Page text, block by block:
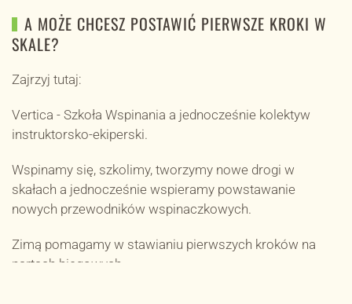
A MOŻE CHCESZ POSTAWIĆ PIERWSZE KROKI W
SKALE?
Zajrzyj tutaj:
Vertica - Szkoła Wspinania a jednocześnie kolektyw
instruktorsko-ekiperski.
Wspinamy się, szkolimy, tworzymy nowe drogi w
skałach a jednocześnie wspieramy powstawanie
nowych przewodników wspinaczkowych.
Zimą pomagamy w stawianiu pierwszych kroków na
nartach biegowych.